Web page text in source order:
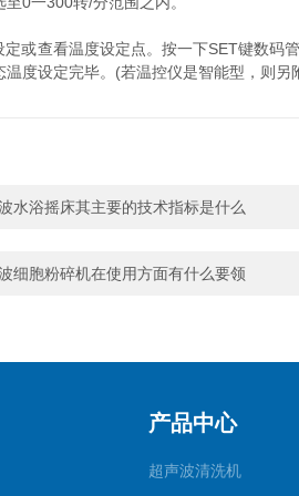
查看温度设定点。按一下SET键数码
温度设定完毕。(若温控仪是智能型，则另
水浴摇床其主要的技术指标是什么
细胞粉碎机在使用方面有什么要领
产品中心
超声波清洗机